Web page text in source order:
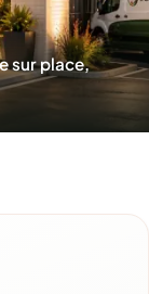
sur place,